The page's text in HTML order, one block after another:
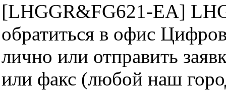
[LHGGR&FG621-EA]
обратиться в офис
лично или отправить
или факс (любой наш